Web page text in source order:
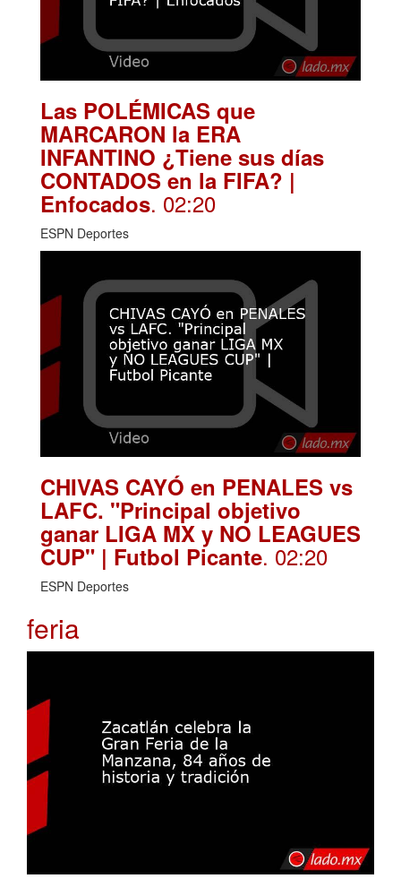
Las POLÉMICAS que
MARCARON la ERA
INFANTINO ¿Tiene sus días
CONTADOS en la FIFA? |
Enfocados. 02:20
ESPN Deportes
CHIVAS CAYÓ en PENALES vs
LAFC. "Principal objetivo
ganar LIGA MX y NO LEAGUES
CUP" | Futbol Picante. 02:20
ESPN Deportes
feria